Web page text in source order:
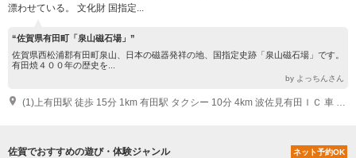
漂わせている。 文化財 国指定...
“佐賀県有田町「泉山磁石場」”
佐賀県西松浦郡有田町泉山、日本の磁器発祥の地、国指定史跡「泉山磁石場」です。
有田焼４００年の歴史を...
by よっちんさん
(1)上有田駅 徒歩 15分 1km 有田駅 タクシー 10分 4km 波佐見有田ＩＣ 車 10分 6km
佐賀でおすすめの遊び・体験ジャンル ネット予約OK